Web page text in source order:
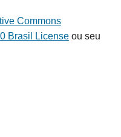
Commons
Brasil Licenseou seu